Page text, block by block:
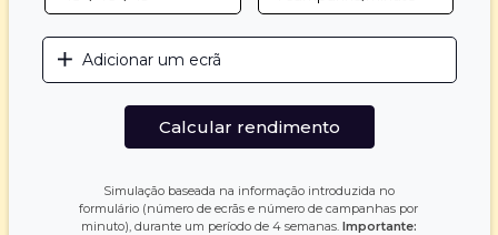
Adicionar um ecrã
Calcular rendimento
Simulação baseada na informação introduzida no
formulário (número de ecrãs e número de campanhas por
minuto), durante um período de 4 semanas. Importante: